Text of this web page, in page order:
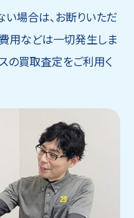
場合は、お断りいただ
用などは一切発生しま
の買取査定をご利用く